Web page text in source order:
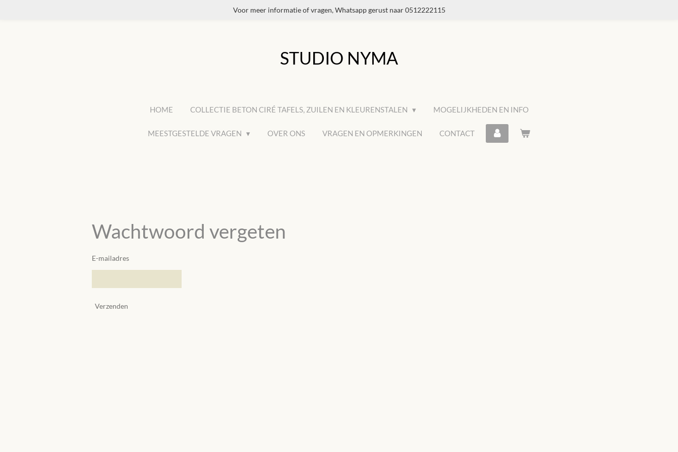
Voor meer informatie of vragen, Whatsapp gerust naar 0512222115
STUDIO NYMA
HOME COLLECTIE BETON CIRÉ TAFELS, ZUILEN EN KLEURENSTALEN MOGELIJKHEDEN EN INFO
MEESTGESTELDE VRAGEN OVER ONS VRAGEN EN OPMERKINGEN CONTACT
Wachtwoord vergeten
E-mailadres
Verzenden